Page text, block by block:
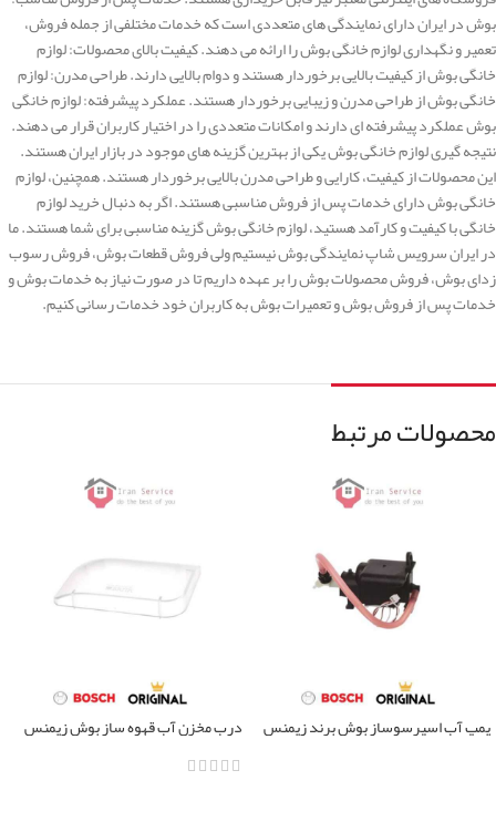
بوش در ایران دارای نمایندگی های متعددی است که خدمات مختلفی از جمله فروش،
تعمیر و نگهداری لوازم خانگی بوش را ارائه می دهند. کیفیت بالای محصولات: لوازم
خانگی بوش از کیفیت بالایی برخوردار هستند و دوام بالایی دارند. طراحی مدرن: لوازم
خانگی بوش از طراحی مدرن و زیبایی برخوردار هستند. عملکرد پیشرفته: لوازم خانگی
بوش عملکرد پیشرفته ای دارند و امکانات متعددی را در اختیار کاربران قرار می دهند.
نتیجه گیری لوازم خانگی بوش یکی از بهترین گزینه های موجود در بازار ایران هستند.
این محصولات از کیفیت، کارایی و طراحی مدرن بالایی برخوردار هستند. همچنین، لوازم
خانگی بوش دارای خدمات پس از فروش مناسبی هستند. اگر به دنبال خرید لوازم
خانگی با کیفیت و کارآمد هستید، لوازم خانگی بوش گزینه مناسبی برای شما هستند. ما
در ایران سرویس شاپ نمایندگی بوش نیستیم ولی فروش قطعات بوش، فروش رسوب
زدای بوش، فروش محصولات بوش را بر عهده داریم تا در صورت نیاز به خدمات بوش و
خدمات پس از فروش بوش و تعمیرات بوش به کاربران خود خدمات رسانی کنیم.
محصولات مرتبط
پمپ آب اسپرسوساز بوش برند زیمنس
درب مخزن آب قهوه ساز بوش زیمنس
مدل vero cup ,eq